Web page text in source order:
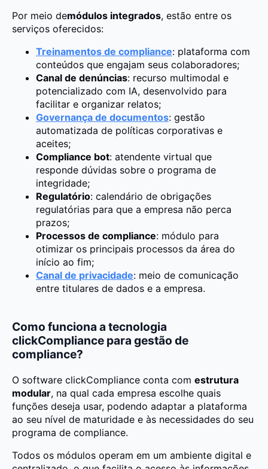
Por meio demódulos integrados, estão entre os
serviços oferecidos:
Treinamentos de compliance: plataforma com
conteúdos que engajam seus colaboradores;
Canal de denúncias: recurso multimodal e
potencializado com IA, desenvolvido para
facilitar e organizar relatos;
Governança de documentos: gestão
automatizada de políticas corporativas e
aceites;
Compliance bot: atendente virtual que
responde dúvidas sobre o programa de
integridade;
Regulatório: calendário de obrigações
regulatórias para que a empresa não perca
prazos;
Processos de compliance: módulo para
otimizar os principais processos da área do
início ao fim;
Canal de privacidade: meio de comunicação
entre titulares de dados e a empresa.
Como funciona a tecnologia
clickCompliance para gestão de
compliance?
O software clickCompliance conta com estrutura
modular, na qual cada empresa escolhe quais
funções deseja usar, podendo adaptar a plataforma
ao seu nível de maturidade e às necessidades do seu
programa de compliance.
Todos os módulos operam em um ambiente digital e